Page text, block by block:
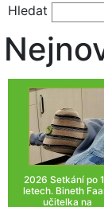
Hledat
2026 Setkání po
letech. Bineth
učitelka na